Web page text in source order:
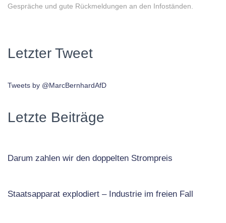
Gespräche und gute Rückmeldungen an den Infoständen.
Letzter Tweet
Tweets by @MarcBernhardAfD
Letzte Beiträge
Darum zahlen wir den doppelten Strompreis
Staatsapparat explodiert – Industrie im freien Fall